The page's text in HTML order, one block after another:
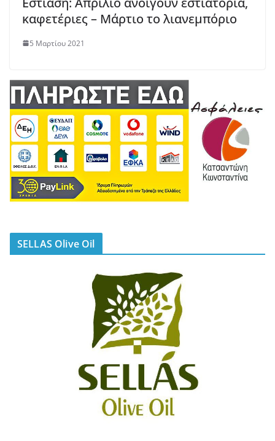
καφετέριες – Μάρτιο το λιανεμπόριο
5 Μαρτίου 2021
SELLAS Olive Oil